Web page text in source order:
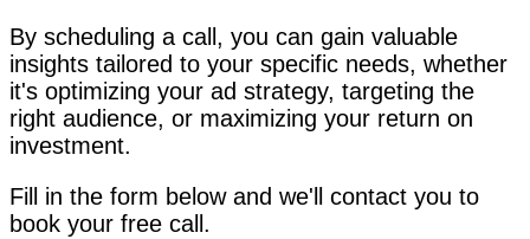
By scheduling a call, you can gain valuable
insights tailored to your specific needs, whether
it's optimizing your ad strategy, targeting the
right audience, or maximizing your return on
investment.
Fill in the form below and we'll contact you to
book your free call.